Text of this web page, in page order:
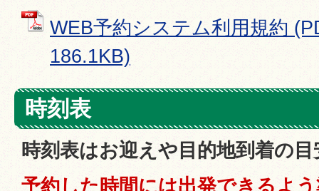
WEB予約システム利用規約
186.1KB)
時刻表
時刻表はお迎えや目的地到着の
予約した時間には出発できるよ